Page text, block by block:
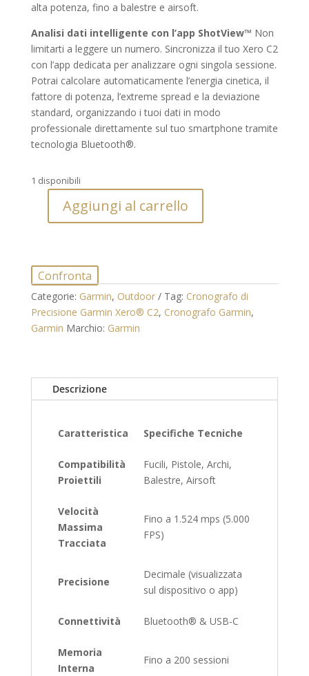
alta potenza, fino a balestre e airsoft.
Analisi dati intelligente con l’app ShotView™ Non
limitarti a leggere un numero. Sincronizza il tuo Xero C2
con l’app dedicata per analizzare ogni singola sessione.
Potrai calcolare automaticamente l’energia cinetica, il
fattore di potenza, l’extreme spread e la deviazione
standard, organizzando i tuoi dati in modo
professionale direttamente sul tuo smartphone tramite
tecnologia Bluetooth®.
1 disponibili
Cronografo
Xero®
C2
–
Misuratore
e
quantità
Aggiungi al carrello
Confronta
Categorie: Garmin, Outdoor Tag: Cronografo di
Precisione Garmin Xero® C2, Cronografo Garmin,
Garmin Marchio: Garmin
Descrizione
Caratteristica Specifiche Tecniche
Compatibilità
Proiettili
Fucili, Pistole, Archi,
Balestre, Airsoft
Velocità
Massima
Tracciata
Fino a 1.524 mps (5.000
FPS)
Precisione
Decimale (visualizzata
sul dispositivo o app)
Connettività Bluetooth® & USB-C
Memoria
Interna
Fino a 200 sessioni